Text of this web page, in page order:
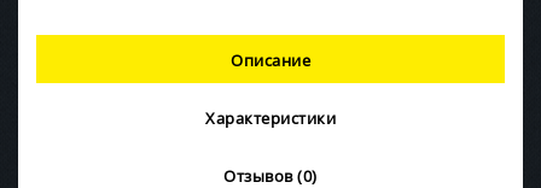
Описание
Характеристики
Отзывов (0)